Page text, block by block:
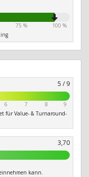
75 %
100 %
5 / 9
6 7 8
9
für Value- & Turnaround-
3,70
kann.